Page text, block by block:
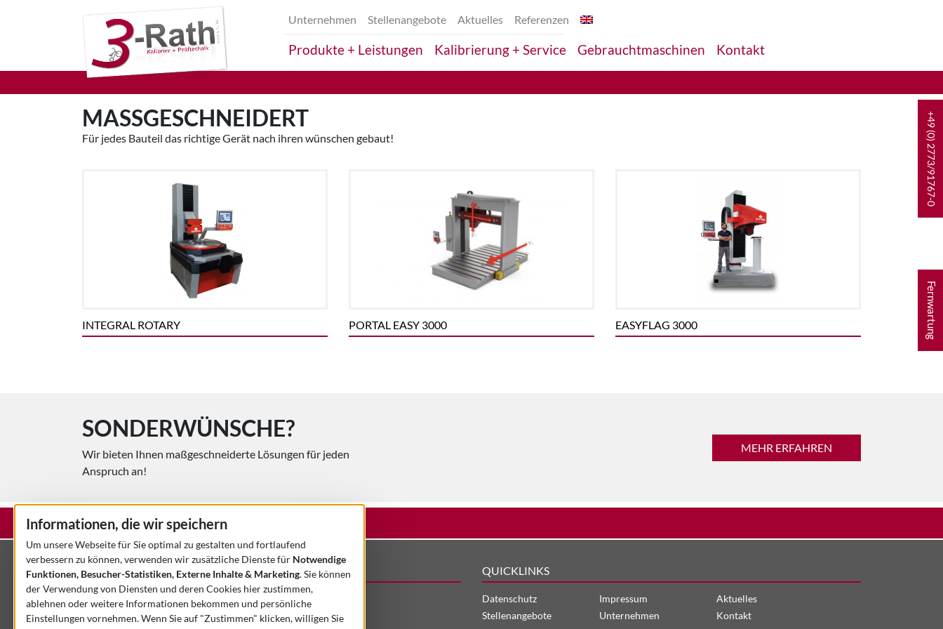
Unternehmen Stellenangebote Aktuelles Referenzen
Produkte + Leistungen Kalibrierung + Service Gebrauchtmaschinen Kontakt
+49 (0) 2773/91767-0
Fernwartung
MASSGESCHNEIDERT
Für jedes Bauteil das richtige Gerät nach ihren wünschen gebaut!
INTEGRAL ROTARY PORTAL EASY 3000 EASYFLAG 3000
SONDERWÜNSCHE?
Wir bieten Ihnen maßgeschneiderte Lösungen für jeden
Anspruch an!
MEHR ERFAHREN
STARTSEITE KONTAKT IMPRESSUM
KONTAKT
3-Rath Kalibrier+Prüftechnik GmbH & Co. KG
Kalteiche-Ring 44
QUICKLINKS
Datenschutz Impressum
Aktuelles
Stellenangebote
Unternehmen
Kontakt
Informationen, die wir speichern
Um unsere Webseite für Sie optimal zu gestalten und fortlaufend
verbessern zu können, verwenden wir zusätzliche Dienste für Notwendige
Funktionen, Besucher-Statistiken, Externe Inhalte & Marketing. Sie können
der Verwendung von Diensten und deren Cookies hier zustimmen,
ablehnen oder weitere Informationen bekommen und persönliche
Einstellungen vornehmen. Wenn Sie auf "Zustimmen" klicken, willigen Sie